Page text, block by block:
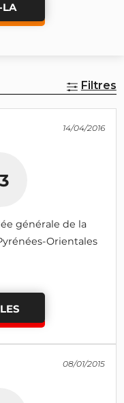
LA
Filtres
14/04/2016
générale de la
Orientales
08/01/2015